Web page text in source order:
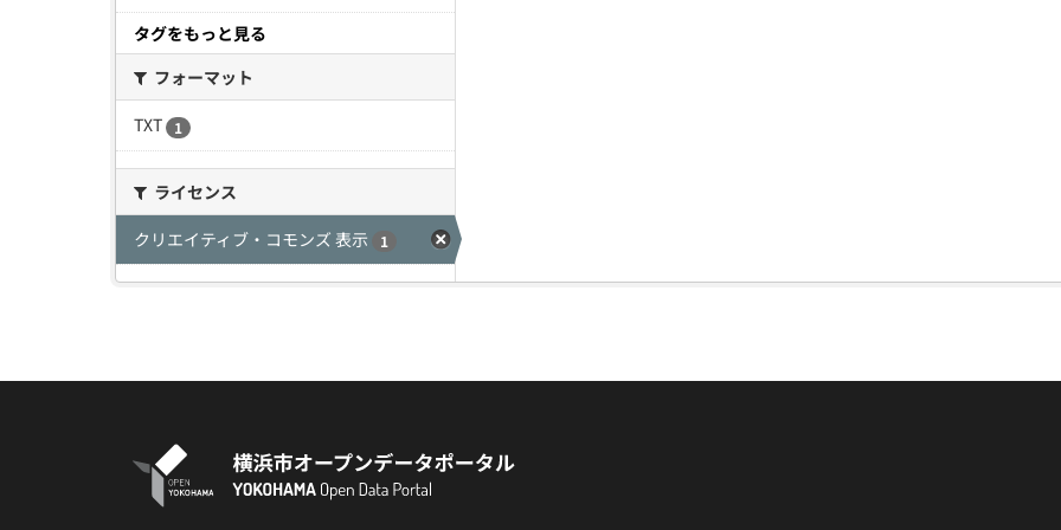
タグをもっと見る
フォーマット
TXT
1
ライセンス
クリエイティブ・コモンズ 表示
1